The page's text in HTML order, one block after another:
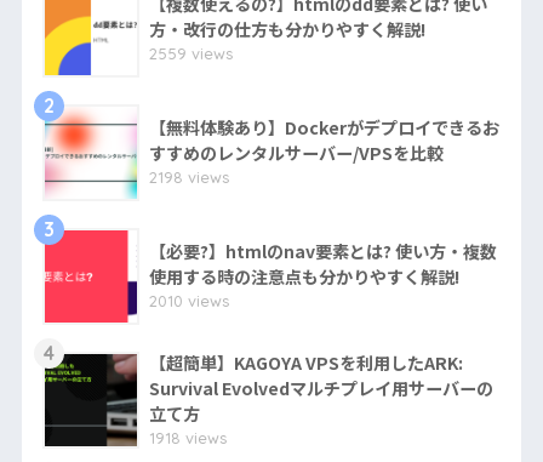
方・改行の仕方も分かりやすく解説!
2559 views
2
【無料体験あり】Dockerがデプロイできるお
すすめのレンタルサーバー/VPSを比較
2198 views
3
【必要?】htmlのnav要素とは? 使い方・複数
使用する時の注意点も分かりやすく解説!
2010 views
4
【超簡単】KAGOYA VPSを利用したARK:
Survival Evolvedマルチプレイ用サーバーの
立て方
1918 views